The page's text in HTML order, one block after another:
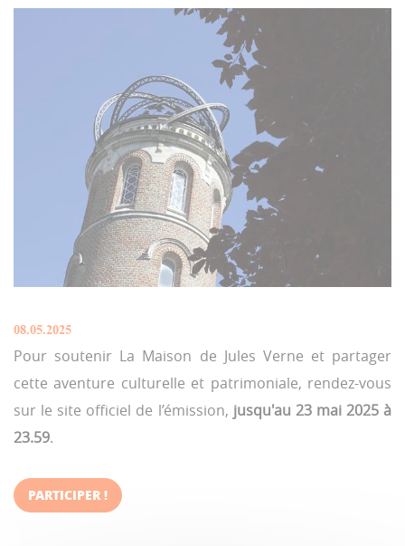
08.05.2025
Pour soutenir La Maison de Jules Verne et partager
cette aventure culturelle et patrimoniale, rendez-vous
sur le site officiel de l’émission, jusqu'au 23 mai 2025 à
23.59.
PARTICIPER !